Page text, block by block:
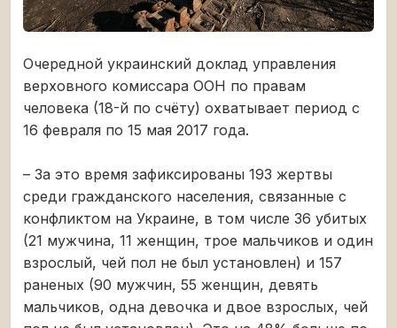
Очередной украинский доклад управления
верховного комиссара ООН по правам
человека (18-й по счёту) охватывает период с
16 февраля по 15 мая 2017 года.
– За это время зафиксированы 193 жертвы
среди гражданского населения, связанные с
конфликтом на Украине, в том числе 36 убитых
(21 мужчина, 11 женщин, трое мальчиков и один
взрослый, чей пол не был установлен) и 157
раненых (90 мужчин, 55 женщин, девять
мальчиков, одна девочка и двое взрослых, чей